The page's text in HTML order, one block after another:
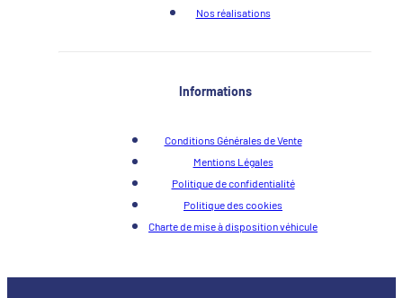
Nos réalisations
Informations
Conditions Générales de Vente
Mentions Légales
Politique de confidentialité
Politique des cookies
Charte de mise à disposition véhicule